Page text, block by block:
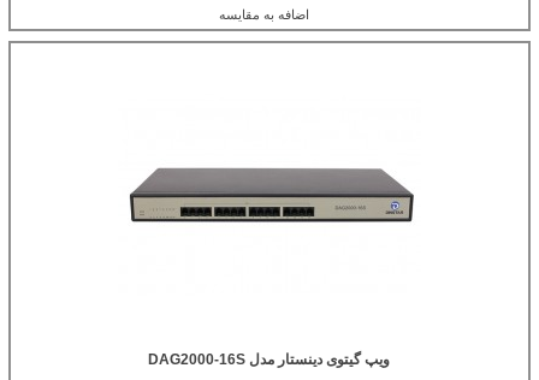
اضافه به مقایسه
ویپ گیتوی دینستار مدل DAG2000-16S